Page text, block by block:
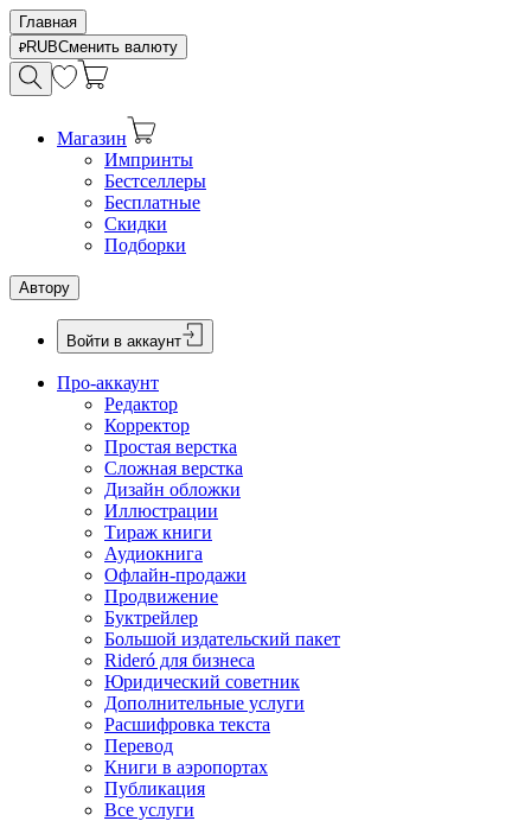
Главная
RUBСменить валюту
Магазин
Импринты
Бестселлеры
Бесплатные
Скидки
Подборки
Автору
Войти в аккаунт
Про-аккаунт
Редактор
Корректор
Простая верстка
Сложная верстка
Дизайн обложки
Иллюстрации
Тираж книги
Аудиокнига
Офлайн-продажи
Продвижение
Буктрейлер
Большой издательский пакет
Rideró для бизнеса
Юридический советник
Дополнительные услуги
Расшифровка текста
Перевод
Книги в аэропортах
Публикация
Все услуги